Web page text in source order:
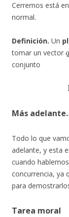
Cerremos está
normal.
Definición. Un
tomar un vector
conjunto
Más
Todo lo que
adelante, y esta
cuando
concurrencia, ya
para
Tarea moral